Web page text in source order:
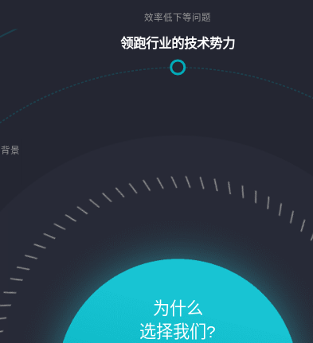
为什么
选择我们?
景
效率低下等问题
领跑行业的技术势力